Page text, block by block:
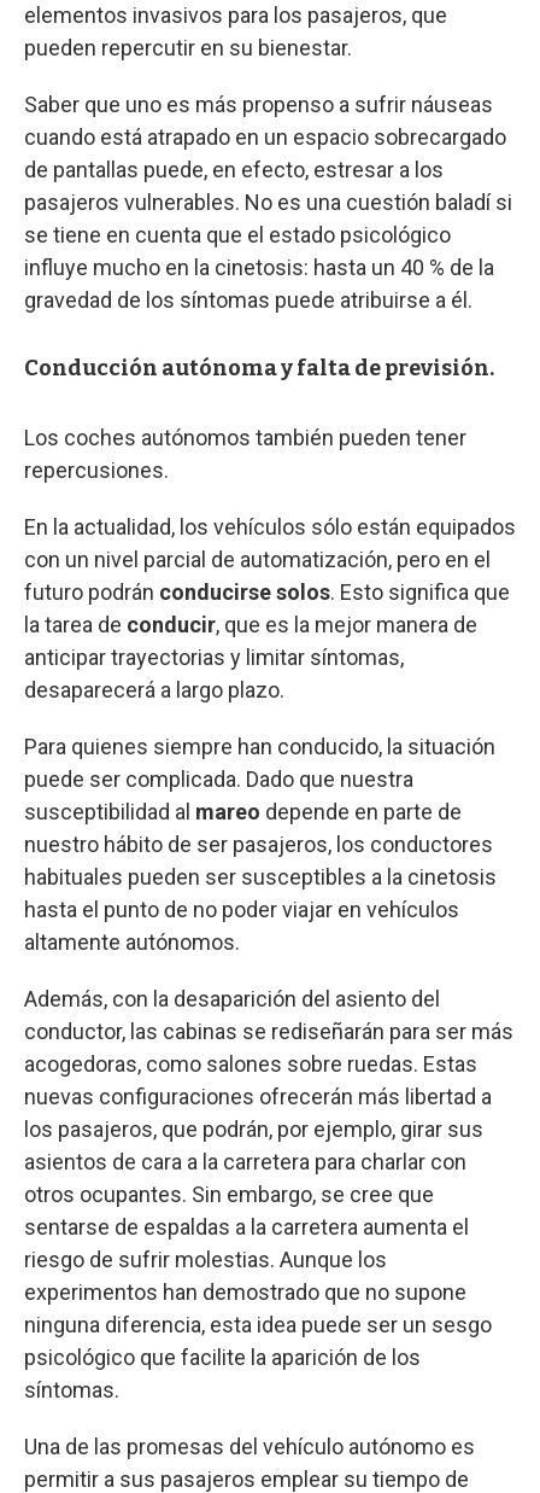
elementos invasivos para los pasajeros, que
pueden repercutir en su bienestar.
Saber que uno es más propenso a sufrir náuseas
cuando está atrapado en un espacio sobrecargado
de pantallas puede, en efecto, estresar a los
pasajeros vulnerables. No es una cuestión baladí si
se tiene en cuenta que el estado psicológico
influye mucho en la cinetosis: hasta un 40 % de la
gravedad de los síntomas puede atribuirse a él.
Conducción autónoma y falta de previsión.
Los coches autónomos también pueden tener
repercusiones.
En la actualidad, los vehículos sólo están equipados
con un nivel parcial de automatización, pero en el
futuro podrán conducirse solos. Esto significa que
la tarea de conducir, que es la mejor manera de
anticipar trayectorias y limitar síntomas,
desaparecerá a largo plazo.
Para quienes siempre han conducido, la situación
puede ser complicada. Dado que nuestra
susceptibilidad al mareo depende en parte de
nuestro hábito de ser pasajeros, los conductores
habituales pueden ser susceptibles a la cinetosis
hasta el punto de no poder viajar en vehículos
altamente autónomos.
Además, con la desaparición del asiento del
conductor, las cabinas se rediseñarán para ser más
acogedoras, como salones sobre ruedas. Estas
nuevas configuraciones ofrecerán más libertad a
los pasajeros, que podrán, por ejemplo, girar sus
asientos de cara a la carretera para charlar con
otros ocupantes. Sin embargo, se cree que
sentarse de espaldas a la carretera aumenta el
riesgo de sufrir molestias. Aunque los
experimentos han demostrado que no supone
ninguna diferencia, esta idea puede ser un sesgo
psicológico que facilite la aparición de los
síntomas.
Una de las promesas del vehículo autónomo es
permitir a sus pasajeros emplear su tiempo de